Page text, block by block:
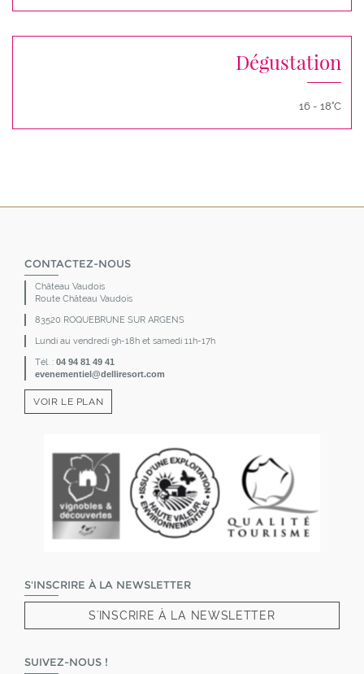
Dégustation
16 - 18°C
CONTACTEZ-NOUS
Château Vaudois
Route Château Vaudois
83520 ROQUEBRUNE SUR ARGENS
Lundi au vendredi 9h-18h et samedi 11h-17h
Tél. : 04 94 81 49 41
evenementiel@delliresort.com
VOIR LE PLAN
S'INSCRIRE À LA NEWSLETTER
S'INSCRIRE À LA NEWSLETTER
SUIVEZ-NOUS !